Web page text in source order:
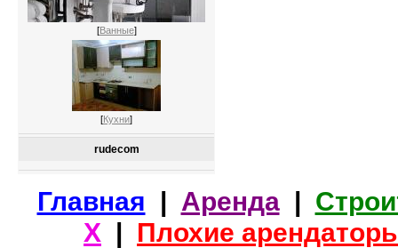
[Ванные]
[Кухни]
rudecom
Главная | Аренда|
Х | Плохие